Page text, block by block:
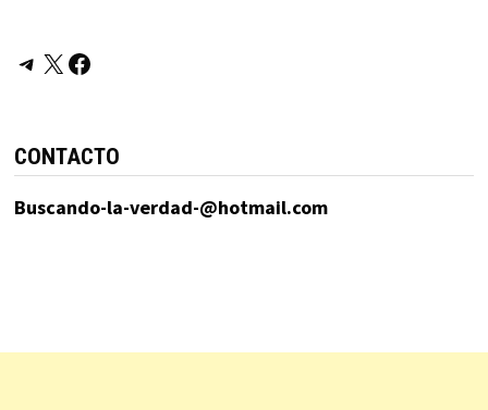
Telegram
X Facebook
CONTACTO
Buscando-la-verdad-@hotmail.com